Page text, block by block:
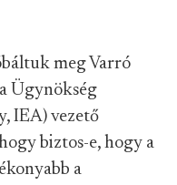
meg Varró
Ügynökség
IEA) vezető
biztos-e, hogy a
a